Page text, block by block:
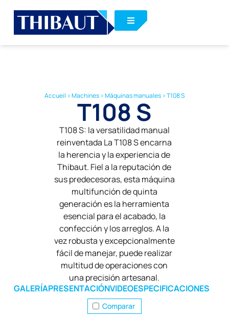
Accueil >Machines>Máquinas manuales>T108 S
T108 S
T108 S: la versatilidad manual
reinventada La T108 S encarna
la herencia y la experiencia de
Thibaut. Fiel a la reputación de
sus predecesoras, esta máquina
multifunción de quinta
generación es la herramienta
esencial para el acabado, la
confección y los arreglos. A la
vez robusta y excepcionalmente
fácil de manejar, puede realizar
multitud de operaciones con
una precisión artesanal.
GALERÍAPRESENTACIÓNVIDEOESPECIFICACIONES
Comparar